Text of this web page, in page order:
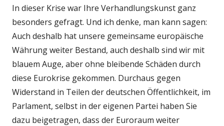
In dieser Krise war Ihre Verhandlungskunst ganz
besonders gefragt. Und ich denke, man kann sagen:
Auch deshalb hat unsere gemeinsame europäische
Währung weiter Bestand, auch deshalb sind wir mit
blauem Auge, aber ohne bleibende Schäden durch
diese Eurokrise gekommen. Durchaus gegen
Widerstand in Teilen der deutschen Öffentlichkeit, im
Parlament, selbst in der eigenen Partei haben Sie
dazu beigetragen, dass der Euroraum weiter